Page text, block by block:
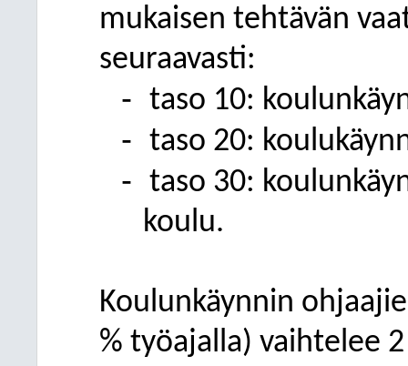
mukaisen tehtävän
seuraavasti:
- taso 10:
- taso 20:
- taso 30:
koulu.
Koulunkäynnin
% työajalla) vaihtelee